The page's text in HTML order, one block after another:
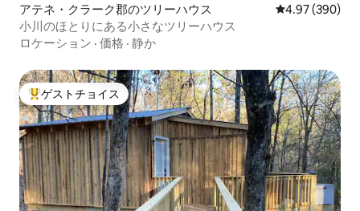
アテネ・クラーク郡のツリーハウス レビュー390
4.97 (390)
小川のほとりにある小さなツリーハウス
ロケーション · 価格 · 静か
大好評のゲストチョイスです。
ゲストチョイス